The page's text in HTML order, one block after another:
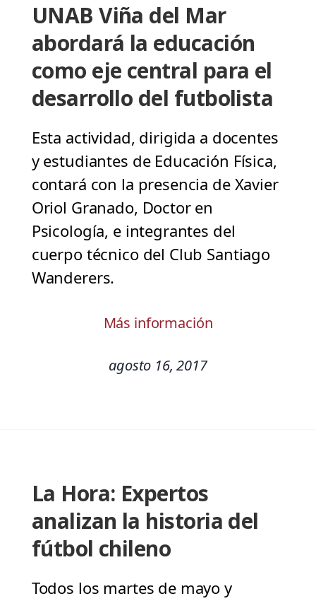
UNAB Viña del Mar
abordará la educación
como eje central para el
desarrollo del futbolista
Esta actividad, dirigida a docentes
y estudiantes de Educación Física,
contará con la presencia de Xavier
Oriol Granado, Doctor en
Psicología, e integrantes del
cuerpo técnico del Club Santiago
Wanderers.
Más información
agosto 16, 2017
La Hora: Expertos
analizan la historia del
fútbol chileno
Todos los martes de mayo y